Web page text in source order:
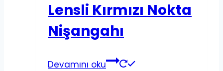
Lensli Kırmızı Nokta
Nişangahı
Devamını oku